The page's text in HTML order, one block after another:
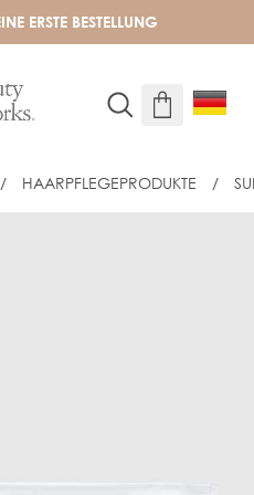
ERSTE BESTELLUNG
/ HAARPFLEGEPRODUKTE /